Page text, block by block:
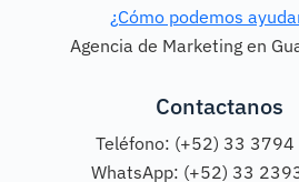
¿Cómo podemos
Agencia de Marketing en
Contactanos
Teléfono: (+52) 33
WhatsApp: (+52) 33